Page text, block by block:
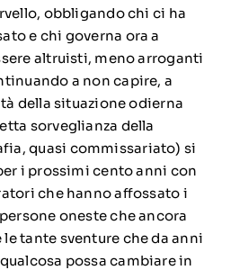
obbligando chi ci ha
e chi governa ora a
altruisti, meno arroganti
a non capire, a
della situazione odierna
sorveglianza della
quasi commissariato) si
i prossimi cento anni con
che hanno affossato i
oneste che ancora
tante sventure che da anni
possa cambiare in